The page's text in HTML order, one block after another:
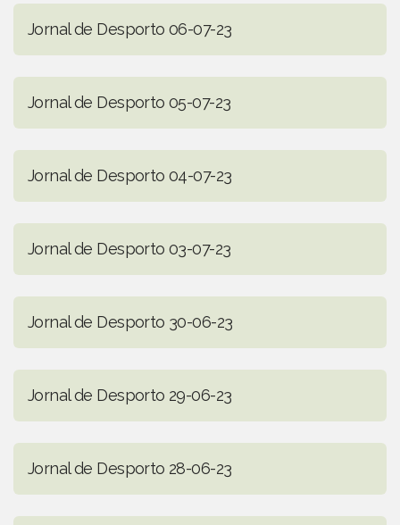
Jornal de Desporto 06-07-23
Jornal de Desporto 05-07-23
Jornal de Desporto 04-07-23
Jornal de Desporto 03-07-23
Jornal de Desporto 30-06-23
Jornal de Desporto 29-06-23
Jornal de Desporto 28-06-23